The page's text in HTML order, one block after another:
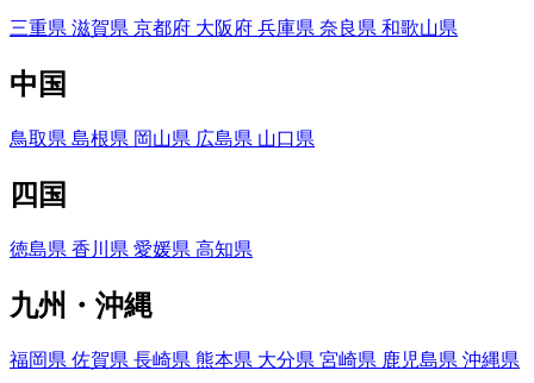
三重県 滋賀県 京都府 大阪府 兵庫県 奈良県 和歌山県
中国
鳥取県 島根県 岡山県 広島県 山口県
四国
徳島県 香川県 愛媛県 高知県
九州・沖縄
福岡県 佐賀県 長崎県 熊本県 大分県 宮崎県 鹿児島県 沖縄県